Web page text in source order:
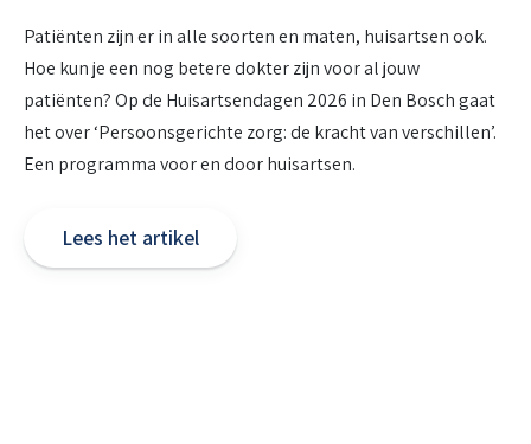
Patiënten zijn er in alle soorten en maten, huisartsen ook.
Hoe kun je een nog betere dokter zijn voor al jouw
patiënten? Op de Huisartsendagen 2026 in Den Bosch gaat
het over ‘Persoonsgerichte zorg: de kracht van verschillen’.
Een programma voor en door huisartsen.
Lees het artikel